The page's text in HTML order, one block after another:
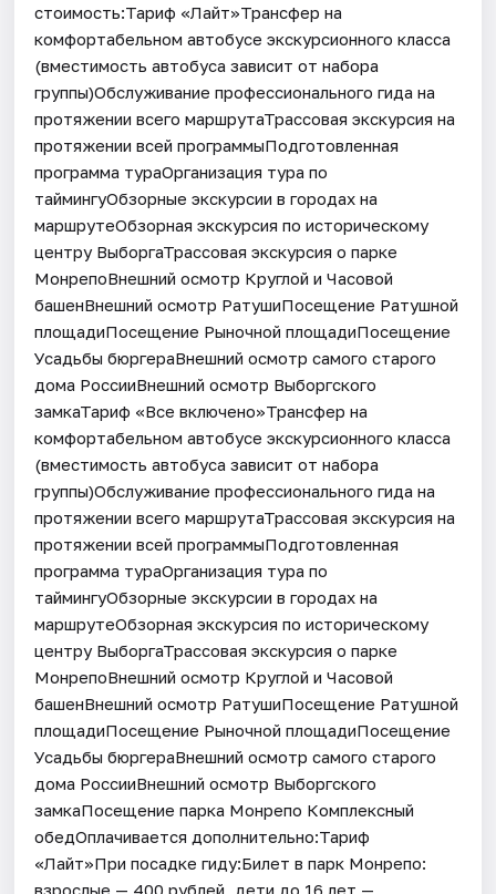
стоимость:Тариф «Лайт»Трансфер на
комфортабельном автобусе экскурсионного класса
(вместимость автобуса зависит от набора
группы)Обслуживание профессионального гида на
протяжении всего маршрутаТрассовая экскурсия на
протяжении всей программыПодготовленная
программа тураОрганизация тура по
таймингуОбзорные экскурсии в городах на
маршрутеОбзорная экскурсия по историческому
центру ВыборгаТрассовая экскурсия о парке
МонрепоВнешний осмотр Круглой и Часовой
башенВнешний осмотр РатушиПосещение Ратушной
площадиПосещение Рыночной площадиПосещение
Усадьбы бюргераВнешний осмотр самого старого
дома РоссииВнешний осмотр Выборгского
замкаТариф «Все включено»Трансфер на
комфортабельном автобусе экскурсионного класса
(вместимость автобуса зависит от набора
группы)Обслуживание профессионального гида на
протяжении всего маршрутаТрассовая экскурсия на
протяжении всей программыПодготовленная
программа тураОрганизация тура по
таймингуОбзорные экскурсии в городах на
маршрутеОбзорная экскурсия по историческому
центру ВыборгаТрассовая экскурсия о парке
МонрепоВнешний осмотр Круглой и Часовой
башенВнешний осмотр РатушиПосещение Ратушной
площадиПосещение Рыночной площадиПосещение
Усадьбы бюргераВнешний осмотр самого старого
дома РоссииВнешний осмотр Выборгского
замкаПосещение парка Монрепо Комплексный
обедОплачивается дополнительно:Тариф
«Лайт»При посадке гиду:Билет в парк Монрепо:
взрослые — 400 рублей, дети до 16 лет —